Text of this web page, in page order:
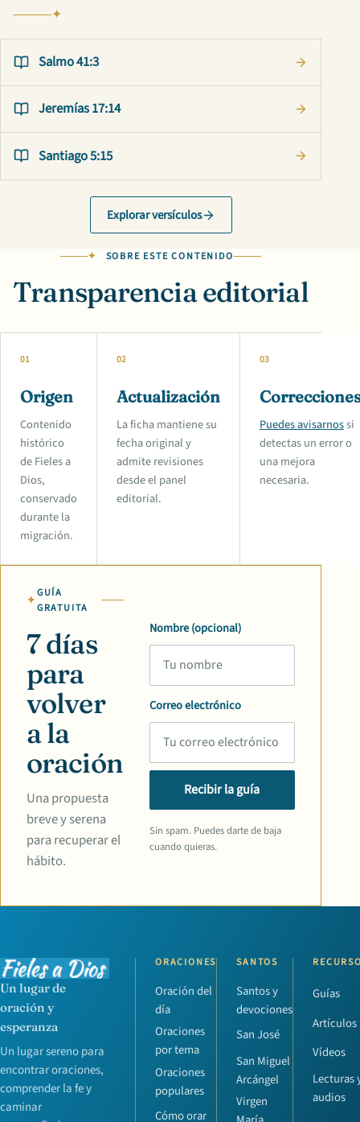
Salmo 41:3
Jeremías 17:14
Santiago 5:15
Explorar versículos
SOBRE ESTE CONTENIDO
Transparencia editorial
01
Origen
Contenido
histórico
de Fieles a
Dios,
conservado
durante la
migración.
02
Actualización
La ficha mantiene su
fecha original y
admite revisiones
desde el panel
editorial.
03
Puedes avisarnossi
detectas un error o
una mejora
necesaria.
GUÍA
GRATUITA
7 días
para
volver
a la
oración
Una propuesta
breve y serena
para recuperar el
hábito.
Nombre (opcional)
Correo electrónico
Recibir la guía
Sin spam. Puedes darte de baja
cuando quieras.
Un lugar de
oración y
esperanza
Un lugar sereno para
encontrar oraciones,
comprender la fe y
caminar
ORACIONES
Oración del
día
Oraciones
por tema
Oraciones
populares
Cómo orar
SANTOS
Santos y
devociones
San José
San Miguel
Arcángel
Virgen
Guías
Artículos
Vídeos
Lecturas
audios